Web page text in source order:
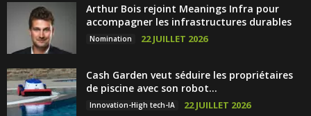
Arthur Bois rejoint Meanings Infra pour
accompagner les infrastructures durables
Nomination 22 JUILLET 2026
Cash Garden veut séduire les propriétaires
de piscine avec son robot...
Innovation-High tech-IA 22 JUILLET 2026